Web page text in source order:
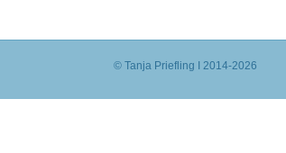
© Tanja Priefling I 2014-2026